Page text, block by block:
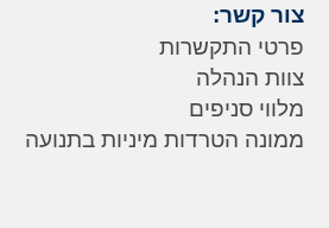
צור קשר:
פרטי התקשרות
צוות הנהלה
מלווי סניפים
ממונה הטרדות מיניות בתנועה